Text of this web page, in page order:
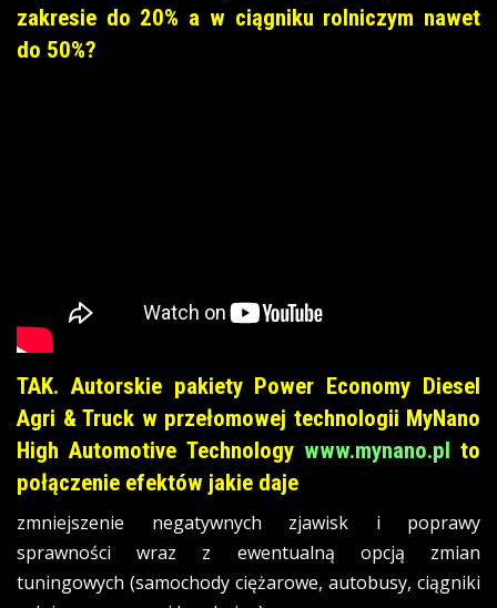
zakresie do 20% a w ciągniku rolniczym nawet
do 50%?
TAK. Autorskie pakiety Power Economy Diesel
Agri & Truck w przełomowej technologii MyNano
High Automotive Technology www.mynano.pl to
połączenie efektów jakie daje
zmniejszenie negatywnych zjawisk i poprawy
sprawności wraz z ewentualną opcją zmian
tuningowych (samochody ciężarowe, autobusy, ciągniki